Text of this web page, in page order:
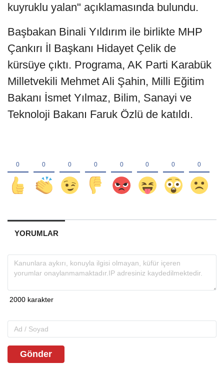
kuyruklu yalan" açıklamasında bulundu.
Başbakan Binali Yıldırım ile birlikte MHP
Çankırı İl Başkanı Hidayet Çelik de
kürsüye çıktı. Programa, AK Parti Karabük
Milletvekili Mehmet Ali Şahin, Milli Eğitim
Bakanı İsmet Yılmaz, Bilim, Sanayi ve
Teknoloji Bakanı Faruk Özlü de katıldı.
YORUMLAR
Gönder